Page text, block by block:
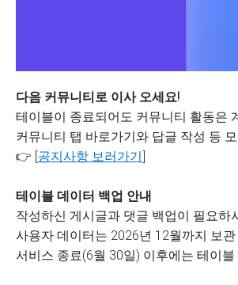
다음 커뮤니티로 이사 오세요!
테이블이 종료되어도 커뮤니티 활동은
커뮤니티 탭 바로가기와 답글 작성 등
👉 [공지사항 보러가기]
테이블 데이터 백업 안내
작성하신 게시글과 댓글 백업이 필요하
사용자 데이터는 2026년 12월까지 보
서비스 종료(6월 30일) 이후에는 테이